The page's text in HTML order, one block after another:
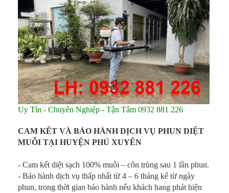
Uy Tín - Chuyên Nghiệp - Tận Tâm 0932 881 226
CAM KẾT VÀ BẢO HÀNH DỊCH VỤ PHUN DIỆT
MUỖI TẠI HUYỆN PHÚ XUYÊN
- Cam kết diệt sạch 100% muỗi – côn trùng sau 1 lần phun.
- Bảo hành dịch vụ thấp nhất từ 4 – 6 tháng kể từ ngày
phun, trong thời gian bảo hành nếu khách hang phát hiện